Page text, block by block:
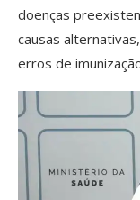
doenças
causas
erros de